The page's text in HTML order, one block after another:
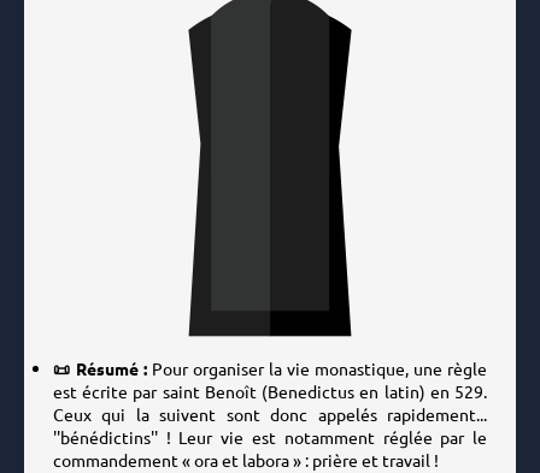
📜 Résumé :Pour organiser la vie monastique, une règle
est écrite par saint Benoît (Benedictus en latin) en 529.
Ceux qui la suivent sont donc appelés rapidement...
''bénédictins'' ! Leur vie est notamment réglée par le
commandement « ora et labora » : prière et travail !